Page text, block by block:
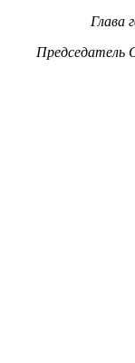
Глава
Председатель